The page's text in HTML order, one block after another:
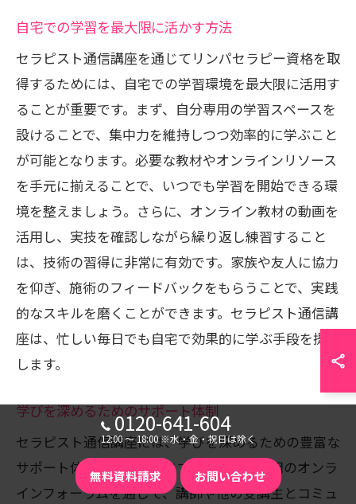
自宅での学習を最大限に活かす方法
セラピスト通信講座を通じてリンパセラピー資格を取
得するためには、自宅での学習環境を最大限に活用す
ることが重要です。まず、自分専用の学習スペースを
設けることで、集中力を維持しつつ効率的に学ぶこと
が可能となります。必要な教材やオンラインリソース
を手元に揃えることで、いつでも学習を開始できる環
境を整えましょう。さらに、オンライン教材の動画を
活用し、実技を確認しながら繰り返し練習すること
は、技術の習得に非常に有効です。家族や友人に協力
を仰ぎ、施術のフィードバックをもらうことで、実践
的なスキルを磨くことができます。セラピスト通信講
座は、忙しい毎日でも自宅で効果的に学ぶ手段を提供
します。
学びを深めるためのサポート体制
セラピスト通信講座には、学びを深めるための豊富な
サポート体制が整っています。受講生は専用のオンラ
インフォーラムを通じて、講師や他の受講生とコミュ
0120-641-604
12:00 〜 18:00 ※水・金・祝日は除く
無料資料請求 お問い合わせ